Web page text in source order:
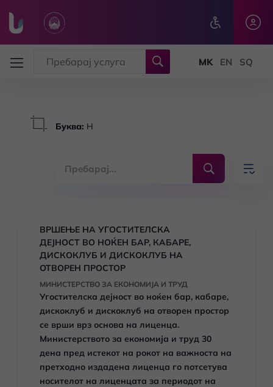
Буква: Н
ВРШЕЊЕ НА УГОСТИТЕЛСКА
ДЕЈНОСТ ВО НОЌЕН БАР, КАБАРЕ,
ДИСКОКЛУБ И ДИСКОКЛУБ НА
ОТВОРЕН ПРОСТОР
МИНИСТЕРСТВО ЗА ЕКОНОМИЈА И ТРУД
Угостителска дејност во ноќен бар, кабаре,
дискоклуб и дискоклуб на отворен простор
се врши врз основа на лиценца.
Министерството за економија и труд 30
дена пред истекот на рокот на важноста на
претходно издадена лиценца го потсетува
носителот на лиценцата за периодот на